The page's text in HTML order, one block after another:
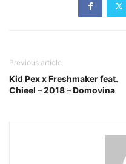
Previous article
Kid Pex x Freshmaker feat.
Chieel – 2018 – Domovina